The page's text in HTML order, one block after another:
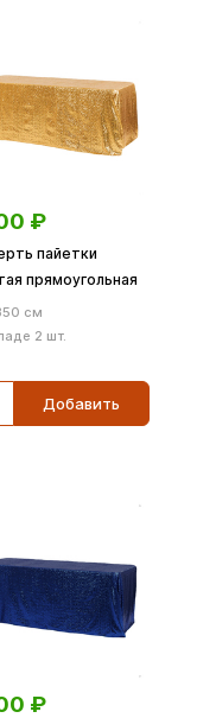
₽
пайетки
прямоугольная
см
2 шт.
Добавить
₽